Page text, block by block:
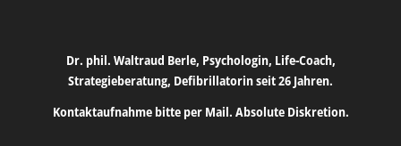
Dr. phil. Waltraud Berle, Psychologin, Life-Coach,
Strategieberatung, Defibrillatorin seit 26 Jahren.
Kontaktaufnahme bitte per Mail. Absolute Diskretion.